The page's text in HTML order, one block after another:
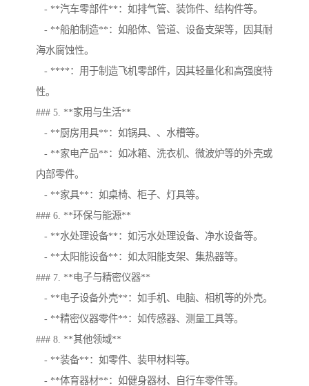
- **汽车零部件**：如排气管、装饰件、结构件等。
- **船舶制造**：如船体、管道、设备支架等，因其耐
海水腐蚀性。
- ****：用于制造飞机零部件，因其轻量化和高强度特
性。
### 5. **家用与生活**
- **厨房用具**：如锅具、、水槽等。
- **家电产品**：如冰箱、洗衣机、微波炉等的外壳或
内部零件。
- **家具**：如桌椅、柜子、灯具等。
### 6. **环保与能源**
- **水处理设备**：如污水处理设备、净水设备等。
- **太阳能设备**：如太阳能支架、集热器等。
### 7. **电子与精密仪器**
- **电子设备外壳**：如手机、电脑、相机等的外壳。
- **精密仪器零件**：如传感器、测量工具等。
### 8. **其他领域**
- **装备**：如零件、装甲材料等。
- **体育器材**：如健身器材、自行车零件等。